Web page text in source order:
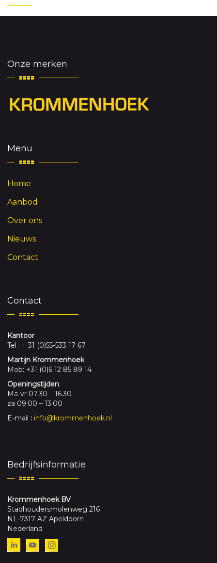
Onze merken
Menu
Home
Aanbod
Over ons
Nieuws
Contact
Contact
Kantoor
Tel : + 31 (0)55-533 17 67
Martijn Krommenhoek
Mob: +31 (0)6 12 85 89 14
Openingstijden
Ma-vr 07.30 – 16.30
za 09.00 – 13.00
E-mail : info@krommenhoek.nl
Bedrijfsinformatie
Krommenhoek BV
Stadhoudersmolenweg 216
NL-7317 AZ Apeldoorn
Nederland